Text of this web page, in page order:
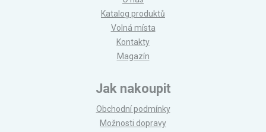
Katalog produktů
Volná místa
Kontakty
Magazín
Jak nakoupit
Obchodní podmínky
Možnosti dopravy